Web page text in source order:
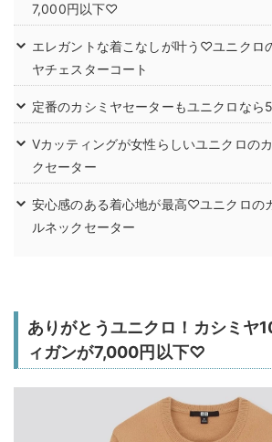
7,000円以下♡
エレガントな着こなしが叶う♡ユニクロ
ヤチェスターコート
定番のカシミヤセーターもユニクロなら
Vカッティングが女性らしいユニクロの
クセーター
安心感のある着心地が最高♡ユニクロの
ルネックセーター
ありがとうユニクロ！カシミヤ
ィガンが7,000円以下♡